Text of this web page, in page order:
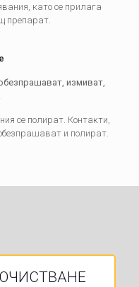
като се прилага
препарат.
измиват,
се полират. Контакти,
и полират.